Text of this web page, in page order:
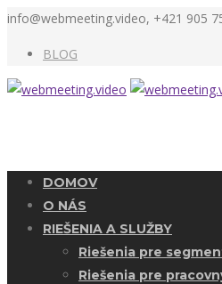
info@webmeeting.video, +421 905
BLOG
DOMOV
O NÁS
RIEŠENIA A SLUŽBY
Riešenia pre
Riešenia pre